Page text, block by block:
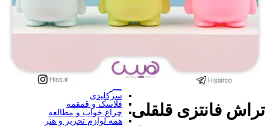
منگنه فانتزی
سرگرمی و آموزشی
فانتزی ها
تخته وایت برد
تخته شاسی
متر
سرکلیدی
فلاسک و قمقمه
چراغ خواب و مطالعه
همه لوازم تحریر و هنر
تراش فانتزی قلقلی